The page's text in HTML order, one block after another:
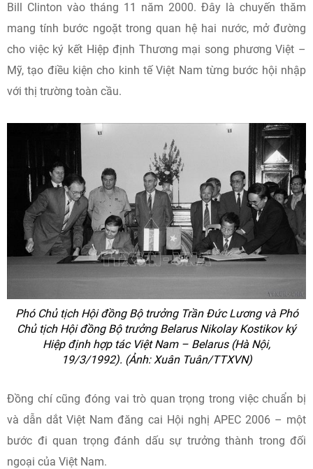
Bill Clinton vào tháng 11 năm 2000. Đây là chuyến thăm
mang tính bước ngoặt trong quan hệ hai nước, mở đường
cho việc ký kết Hiệp định Thương mại song phương Việt –
Mỹ, tạo điều kiện cho kinh tế Việt Nam từng bước hội nhập
với thị trường toàn cầu.
Phó Chủ tịch Hội đồng Bộ trưởng Trần Đức Lương và Phó
Chủ tịch Hội đồng Bộ trưởng Belarus Nikolay Kostikov ký
Hiệp định hợp tác Việt Nam – Belarus (Hà Nội,
19/3/1992). (Ảnh: Xuân Tuân/TTXVN)
Đồng chí cũng đóng vai trò quan trọng trong việc chuẩn bị
và dẫn dắt Việt Nam đăng cai Hội nghị APEC 2006 – một
bước đi quan trọng đánh dấu sự trưởng thành trong đối
ngoại của Việt Nam.